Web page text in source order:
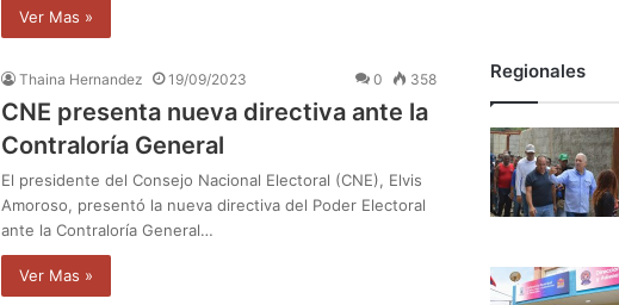
Ver Mas »
Thaina Hernandez 19/09/2023 0 358
CNE presenta nueva directiva ante la
Contraloría General
El presidente del Consejo Nacional Electoral (CNE), Elvis
Amoroso, presentó la nueva directiva del Poder Electoral
ante la Contraloría General…
Ver Mas »
Regionales